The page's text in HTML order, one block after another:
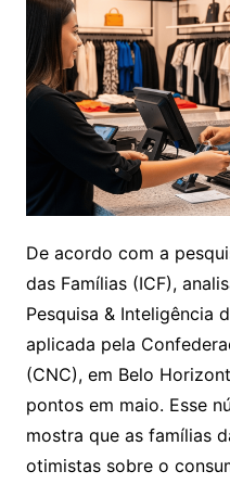
De acordo com a
das Famílias (ICF),
Pesquisa & Inteligência
aplicada pela
(CNC), em Belo
pontos em maio. Esse
mostra que as famílias
otimistas sobre o